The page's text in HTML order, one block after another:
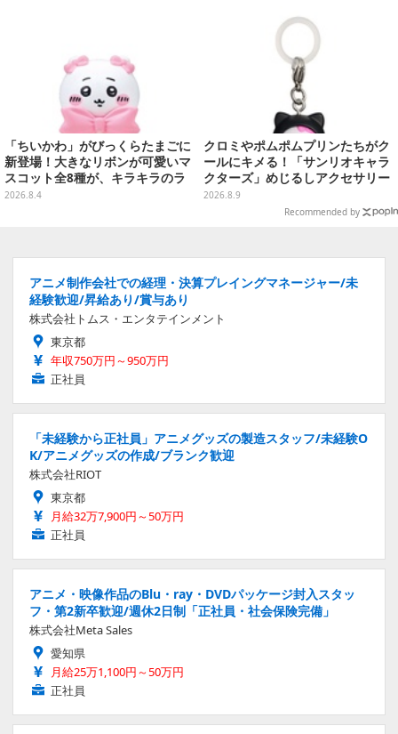
「ちいかわ」がびっくらたまごに
新登場！大きなリボンが可愛いマ
スコット全8種が、キラキラのラ
メ入り入浴剤から飛び出す
2026.8.4
クロミやポムポムプリンたちがク
ールにキメる！「サンリオキャラ
クターズ」めじるしアクセサリー
がガシャポン展開
2026.8.9
Recommended by
アニメ制作会社での経理・決算プレイングマネージャー/未
経験歓迎/昇給あり/賞与あり
株式会社トムス・エンタテインメント
東京都
年収750万円～950万円
正社員
「未経験から正社員」アニメグッズの製造スタッフ/未経験O
K/アニメグッズの作成/ブランク歓迎
株式会社RIOT
東京都
月給32万7,900円～50万円
正社員
アニメ・映像作品のBlu・ray・DVDパッケージ封入スタッ
フ・第2新卒歓迎/週休2日制「正社員・社会保険完備」
株式会社Meta Sales
愛知県
月給25万1,100円～50万円
正社員